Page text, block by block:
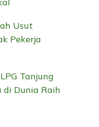
Usut
Pekerja
Tanjung
di Dunia Raih